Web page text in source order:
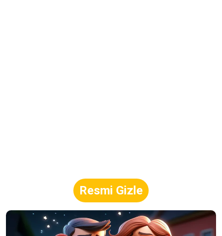
Resmi Gizle